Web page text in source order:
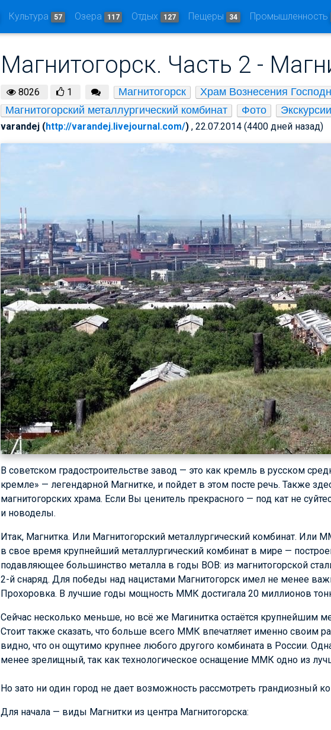
Культура 57 Озера 117 Отдых 127 Пещеры 34 Промышленность
Магнитогорск. Часть 2 -
8026 1 Магнитогорск
Храм Вознесения
Магнитогорский металлургический комбинат
Фото Экскурсии
varandej (http://varandej.livejournal.com/) , 22.07.2014 (4400 дней назад)
В советском градостроительстве завод — это как кремль в русском
кремле» — легендарной Магнитке, и пойдет в этом посте речь. Также
магнитогорских храма. Если Вы ценитель прекрасного — под кат не
и новоделы.
Итак, Магнитка. Или Магнитогорский металлургический комбинат. Или
в свое время крупнейший металлургический комбинат в мире —
подавляющее большинство металла в годы ВОВ: из магнитогорской
2-й снаряд. Для победы над нацистами Магнитогорск имел не менее
Прохоровка. В лучшие годы мощность ММК достигала 20 миллионов
Сейчас несколько меньше, но всё же Магинитка остаётся крупнейшим
Стоит также сказать, что больше всего ММК впечатляет именно своим
видно, что он ощутимо крупнее любого другого комбината в России.
менее зрелищный, так как технологическое оснащение ММК одно из
Но зато ни один город не дает возможность рассмотреть грандиозный
Для начала — виды Магнитки из центра Магнитогорска: